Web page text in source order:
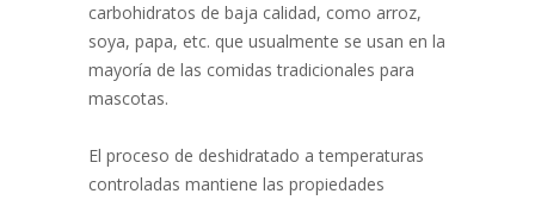
carbohidratos de baja calidad, como arroz,
soya, papa, etc. que usualmente se usan en la
mayoría de las comidas tradicionales para
mascotas.
El proceso de deshidratado a temperaturas
controladas mantiene las propiedades